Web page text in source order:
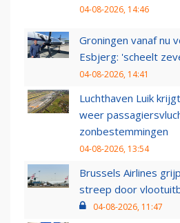
04-08-2026, 14:46
Groningen vanaf nu
Esbjerg: 'scheelt
04-08-2026, 14:41
Luchthaven Luik
weer
zonbestemmingen
04-08-2026, 13:54
Brussels Airlines
streep door
04-08-2026, 11:47